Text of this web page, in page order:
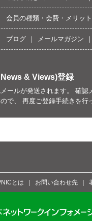
会員の種類・会費・メリット
ブログ メールマガジン
& Views)登録
ールが発送されます。 確
で、 再度ご登録手続きを行
とは お問い合わせ先